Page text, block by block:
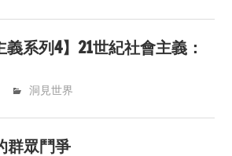
義系列4】21世紀社會主義：
洞見世界
群眾鬥爭